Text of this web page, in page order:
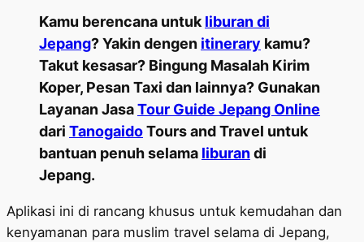
Kamu berencana untuk liburan di
Jepang? Yakin dengen itinerary kamu?
Takut kesasar? Bingung Masalah Kirim
Koper, Pesan Taxi dan lainnya? Gunakan
Layanan JasaTour Guide Jepang Online
dari TanogaidoTours and Travel untuk
bantuan penuh selama liburandi
Jepang.
Aplikasi ini di rancang khusus untuk kemudahan dan
kenyamanan para muslim travel selama di Jepang,